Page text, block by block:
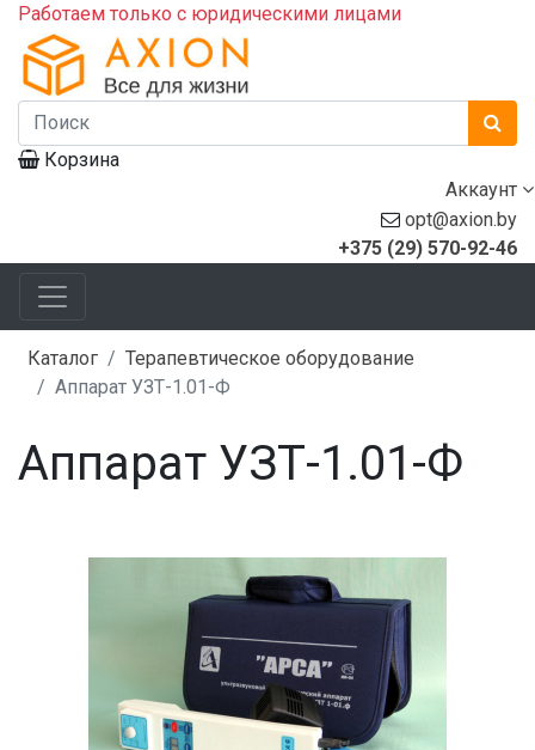
Работаем только с юридическими лицами
Корзина
Аккаунт
opt@axion.by
+375 (29) 570-92-46
Каталог
Терапевтическое оборудование
Аппарат УЗТ-1.01-Ф
Аппарат УЗТ-1.01-Ф